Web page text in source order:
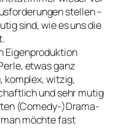
stellen –
sind, wie es uns die
Eigenproduktion
etwas ganz
komplex, witzig,
und sehr mutig
(Comedy-)Drama-
möchte fast